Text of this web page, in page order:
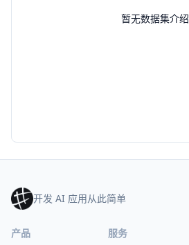
暂无数据集介绍
开发 AI 应用从此简单
产品 服务